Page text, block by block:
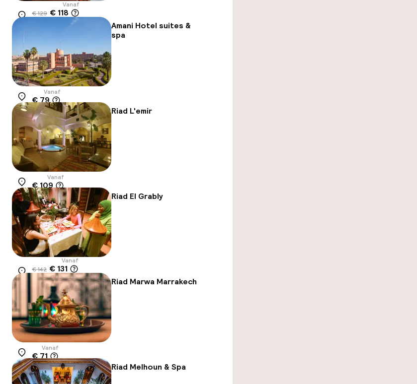
Locatie
Vanaf
€ 129 € 118
-9%
Amani Hotel suites &
spa
Locatie
Vanaf
€ 79
Riad L'emir
Locatie
Vanaf
€ 109
Riad El Grably
Locatie
Vanaf
€ 142 € 131
-8% Riad Marwa Marrakech
Locatie
Vanaf
€ 71
Riad Melhoun & Spa